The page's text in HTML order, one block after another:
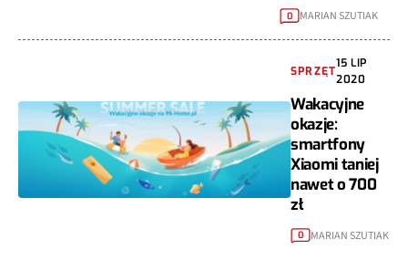
0 MARIAN SZUTIAK
SPRZĘT
15 LIP
2020
Wakacyjne
okazje:
smartfony
Xiaomi taniej
nawet o 700
zł
0 MARIAN SZUTIAK